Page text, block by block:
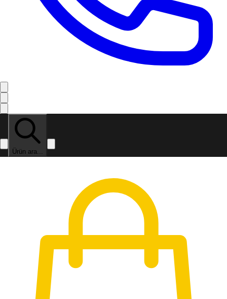
Ürün ara...